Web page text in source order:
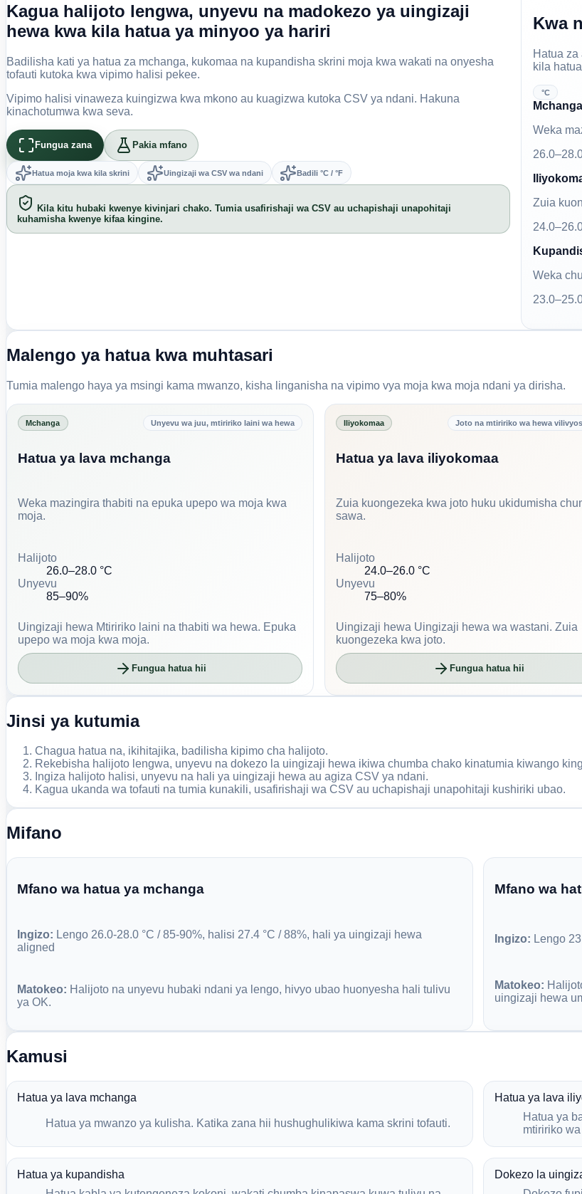
Kagua halijoto lengwa, unyevu na madokezo ya uingizaji
hewa kwa kila hatua ya minyoo ya hariri
Badilisha kati ya hatua za mchanga, kukomaa na kupandisha skrini moja kwa wakati na onyesha
tofauti kutoka kwa vipimo halisi pekee.
Vipimo halisi vinaweza kuingizwa kwa mkono au kuagizwa kutoka CSV ya ndani. Hakuna
kinachotumwa kwa seva.
Fungua zana Pakia mfano
Hatua moja kwa kila skrini Uingizaji wa CSV wa ndani Badili °C / °F
Kila kitu hubaki kwenye kivinjari chako. Tumia usafirishaji wa CSV au uchapishaji unapohitaji
kuhamisha kwenye kifaa kingine.
Kwa
Hatua
kila
°C
Mchanga
Weka
Zuia
Weka
Malengo ya hatua kwa muhtasari
Tumia malengo haya ya msingi kama mwanzo, kisha linganisha na vipimo vya moja kwa moja ndani ya dirisha.
Mchanga Unyevu wa juu, mtiririko laini wa hewa
Hatua ya lava mchanga
Weka mazingira thabiti na epuka upepo wa moja kwa
moja.
Halijoto
26.0–28.0 °C
Unyevu
85–90%
Uingizaji hewa Mtiririko laini na thabiti wa hewa. Epuka
upepo wa moja kwa moja.
Fungua hatua hii
Iliyokomaa Joto na mtiririko wa hewa
Hatua ya lava iliyokomaa
Zuia kuongezeka kwa joto huku ukidumisha
sawa.
Halijoto
24.0–26.0 °C
Unyevu
75–80%
Uingizaji hewa Uingizaji hewa wa wastani. Zuia
kuongezeka kwa joto.
Fungua hatua hii
Jinsi ya kutumia
Chagua hatua na, ikihitajika, badilisha kipimo cha halijoto.
Rekebisha halijoto lengwa, unyevu na dokezo la uingizaji hewa ikiwa chumba chako kinatumia kiwango
Ingiza halijoto halisi, unyevu na hali ya uingizaji hewa au agiza CSV ya ndani.
Kagua ukanda wa tofauti na tumia kunakili, usafirishaji wa CSV au uchapishaji unapohitaji kushiriki ubao.
Mifano
Mfano wa hatua ya mchanga
Ingizo: Lengo 26.0-28.0 °C / 85-90%, halisi 27.4 °C / 88%, hali ya uingizaji hewa
aligned
Matokeo: Halijoto na unyevu hubaki ndani ya lengo, hivyo ubao huonyesha hali tulivu
ya OK.
Mfano wa
Ingizo: Lengo
Matokeo:
uingizaji hewa
Kamusi
Hatua ya lava mchanga
Hatua ya mwanzo ya kulisha. Katika zana hii hushughulikiwa kama skrini tofauti.
Hatua ya lava
Hatua ya
mtiririko
Hatua ya kupandisha
Dokezo la